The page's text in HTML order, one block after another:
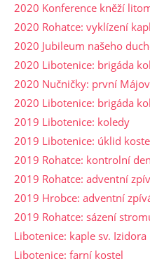
2020 Konference kněží
2020 Rohatce: vyklízení
2020 Jubileum našeho
2020 Libotenice: brigáda
2020 Nučničky: první
2020 Libotenice: brigáda
2019 Libotenice: koledy
2019 Libotenice: úklid
2019 Rohatce: kontrolní
2019 Rohatce: adventní
2019 Hrobce: adventní
2019 Rohatce: sázení
Libotenice: kaple sv. Izidora
Libotenice: farní kostel